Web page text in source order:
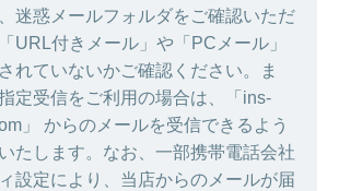
迷惑メールフォルダをご確認いただ
URL付きメール」や「PCメール」
れていないかご確認ください。ま
定受信をご利用の場合は、「ins-
」 からのメールを受信できるよう
たします。なお、一部携帯電話会社
設定により、当店からのメールが届